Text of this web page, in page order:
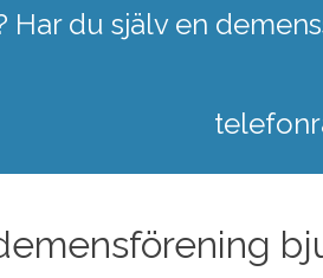
du själv en